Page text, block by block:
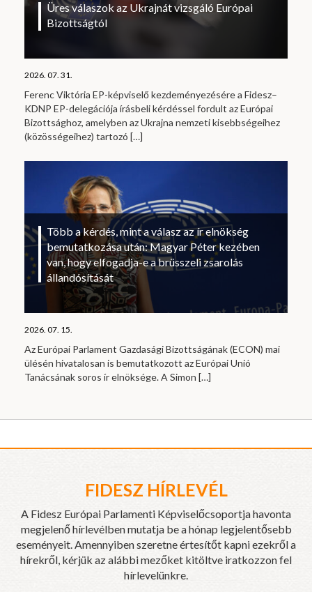
Üres válaszok az Ukrajnát vizsgáló Európai
Bizottságtól
2026. 07. 31.
Ferenc Viktória EP-képviselő kezdeményezésére a Fidesz–
KDNP EP-delegációja írásbeli kérdéssel fordult az Európai
Bizottsághoz, amelyben az Ukrajna nemzeti kisebbségeihez
(közösségeihez) tartozó […]
Több a kérdés, mint a válasz az ír elnökség
bemutatkozása után: Magyar Péter kezében
van, hogy elfogadja-e a brüsszeli zsarolás
állandósítását
2026. 07. 15.
Az Európai Parlament Gazdasági Bizottságának (ECON) mai
ülésén hivatalosan is bemutatkozott az Európai Unió
Tanácsának soros ír elnöksége. A Simon […]
FIDESZ HÍRLEVÉL
A Fidesz Európai Parlamenti Képviselőcsoportja havonta
megjelenő hírlevélben mutatja be a hónap legjelentősebb
eseményeit. Amennyiben szeretne értesítőt kapni ezekről a
hírekről, kérjük az alábbi mezőket kitöltve iratkozzon fel
hírlevelünkre.